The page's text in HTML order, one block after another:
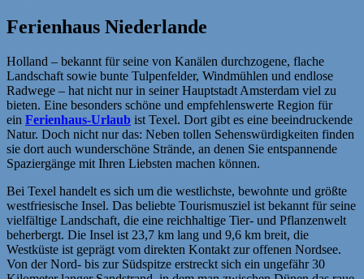
Ferienhaus Niederlande
Holland – bekannt für seine von Kanälen durchzogene, flache
Landschaft sowie bunte Tulpenfelder, Windmühlen und endlose
Radwege – hat nicht nur in seiner Hauptstadt Amsterdam viel zu
bieten. Eine besonders schöne und empfehlenswerte Region für
ein Ferienhaus-Urlaub ist Texel. Dort gibt es eine beeindruckende
Natur. Doch nicht nur das: Neben tollen Sehenswürdigkeiten finden
sie dort auch wunderschöne Strände, an denen Sie entspannende
Spaziergänge mit Ihren Liebsten machen können.
Bei Texel handelt es sich um die westlichste, bewohnte und größte
westfriesische Insel. Das beliebte Tourismusziel ist bekannt für seine
vielfältige Landschaft, die eine reichhaltige Tier- und Pflanzenwelt
beherbergt. Die Insel ist 23,7 km lang und 9,6 km breit, die
Westküste ist geprägt vom direkten Kontakt zur offenen Nordsee.
Von der Nord- bis zur Südspitze erstreckt sich ein ungefähr 30